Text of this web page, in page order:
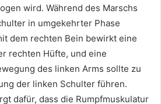
wird. Während des Marschs
in umgekehrter Phase
dem rechten Bein bewirkt eine
rechten Hüfte, und eine
des linken Arms sollte zu
der linken Schulter führen.
dafür, dass die Rumpfmuskulatur